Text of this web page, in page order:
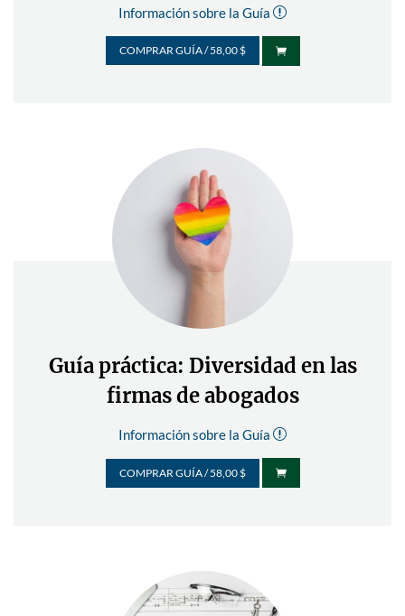
Información sobre la Guía r
COMPRAR GUÍA / 58,00 $ 
Guía práctica: Diversidad en las
firmas de abogados
Información sobre la Guía r
COMPRAR GUÍA / 58,00 $ 